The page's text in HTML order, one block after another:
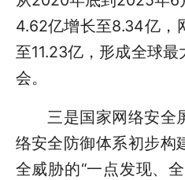
4.62亿增长至8.34亿，
至11.23亿，形成全球
会。
三是国家网络安全
络安全防御体系初步构
全威胁的“一点发现、